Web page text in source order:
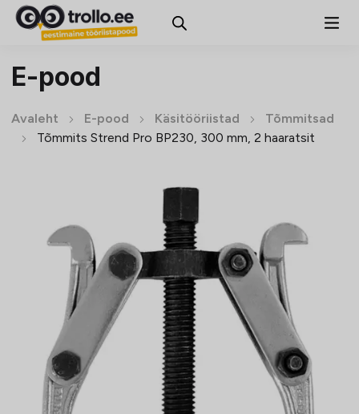
E-pood
Avaleht E-pood Käsitööriistad
Tõmmitsad
Tõmmits Strend Pro BP230, 300 mm, 2 haaratsit